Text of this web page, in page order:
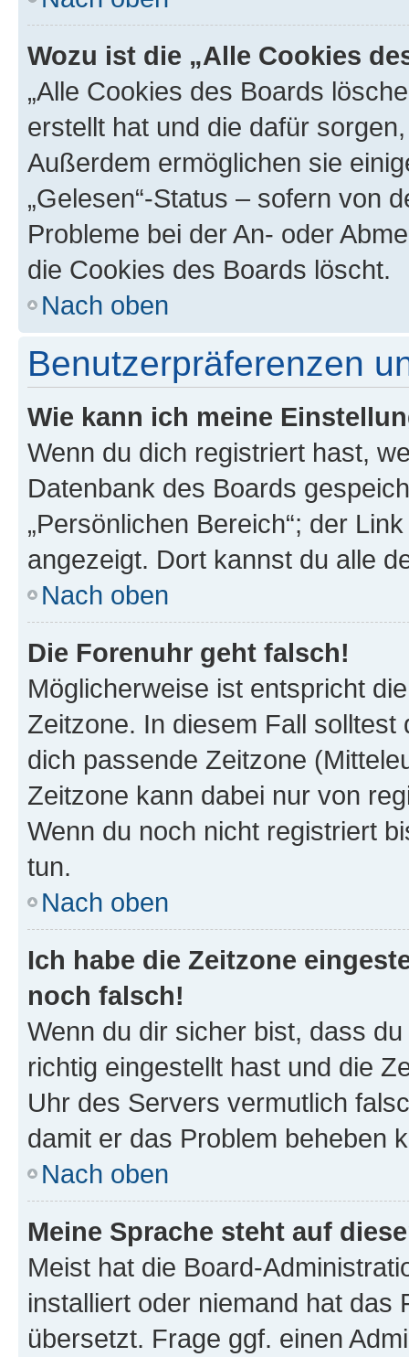
Wozu ist die „Alle Cookies
„Alle Cookies des Boards
erstellt hat und die dafür
Außerdem ermöglichen sie
„Gelesen“-Status – sofern von
Probleme bei der An- oder
die Cookies des Boards löscht.
Nach oben
Benutzerpräferenzen
Wie kann ich meine
Wenn du dich registriert hast,
Datenbank des Boards
„Persönlichen Bereich“; der
angezeigt. Dort kannst du alle
Nach oben
Die Forenuhr geht falsch!
Möglicherweise ist entspricht
Zeitzone. In diesem Fall solltest
dich passende Zeitzone
Zeitzone kann dabei nur von
Wenn du noch nicht registriert
tun.
Nach oben
Ich habe die Zeitzone
noch falsch!
Wenn du dir sicher bist, dass
richtig eingestellt hast und die
Uhr des Servers vermutlich
damit er das Problem beheben
Nach oben
Meine Sprache steht auf
Meist hat die Board-
installiert oder niemand hat das
übersetzt. Frage ggf. einen